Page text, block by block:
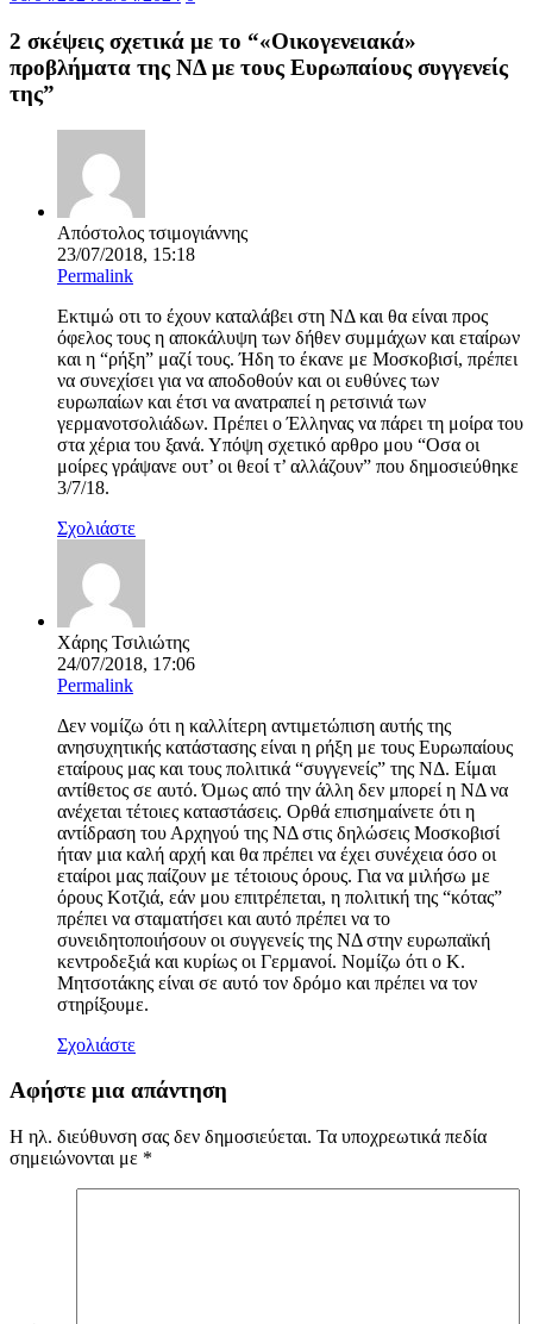
2 σκέψεις σχετικά με το “«Οικογενειακά»
προβλήματα της ΝΔ με τους Ευρωπαίους συγγενείς
της”
Απόστολος τσιμογιάννης
23/07/2018, 15:18
Permalink
Εκτιμώ οτι το έχουν καταλάβει στη ΝΔ και θα είναι προς
όφελος τους η αποκάλυψη των δήθεν συμμάχων και εταίρων
και η “ρήξη” μαζί τους. Ήδη το έκανε με Μοσκοβισί, πρέπει
να συνεχίσει για να αποδοθούν και οι ευθύνες των
ευρωπαίων και έτσι να ανατραπεί η ρετσινιά των
γερμανοτσολιάδων. Πρέπει ο Έλληνας να πάρει τη μοίρα του
στα χέρια του ξανά. Υπόψη σχετικό αρθρο μου “Οσα οι
μοίρες γράψανε ουτ’ οι θεοί τ’ αλλάζουν” που δημοσιεύθηκε
3/7/18.
Σχολιάστε
Χάρης Τσιλιώτης
24/07/2018, 17:06
Permalink
Δεν νομίζω ότι η καλλίτερη αντιμετώπιση αυτής της
ανησυχητικής κατάστασης είναι η ρήξη με τους Ευρωπαίους
εταίρους μας και τους πολιτικά “συγγενείς” της ΝΔ. Είμαι
αντίθετος σε αυτό. Όμως από την άλλη δεν μπορεί η ΝΔ να
ανέχεται τέτοιες καταστάσεις. Ορθά επισημαίνετε ότι η
αντίδραση του Αρχηγού της ΝΔ στις δηλώσεις Μοσκοβισί
ήταν μια καλή αρχή και θα πρέπει να έχει συνέχεια όσο οι
εταίροι μας παίζουν με τέτοιους όρους. Για να μιλήσω με
όρους Κοτζιά, εάν μου επιτρέπεται, η πολιτική της “κότας”
πρέπει να σταματήσει και αυτό πρέπει να το
συνειδητοποιήσουν οι συγγενείς της ΝΔ στην ευρωπαϊκή
κεντροδεξιά και κυρίως οι Γερμανοί. Νομίζω ότι ο Κ.
Μητσοτάκης είναι σε αυτό τον δρόμο και πρέπει να τον
στηρίξουμε.
Σχολιάστε
Αφήστε μια απάντηση
Η ηλ. διεύθυνση σας δεν δημοσιεύεται. Τα υποχρεωτικά πεδία
σημειώνονται με *